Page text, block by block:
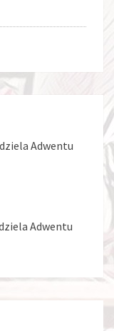
Adwentu
Adwentu